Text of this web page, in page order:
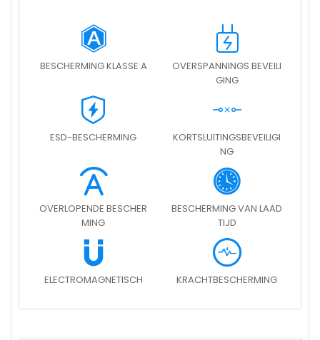
BESCHERMING KLASSE A
OVERSPANNINGS BEVEILI
GING
ESD-BESCHERMING
KORTSLUITINGSBEVEILIGI
NG
OVERLOPENDE BESCHER
MING
BESCHERMING VAN LAAD
TIJD
ELECTROMAGNETISCH KRACHTBESCHERMING